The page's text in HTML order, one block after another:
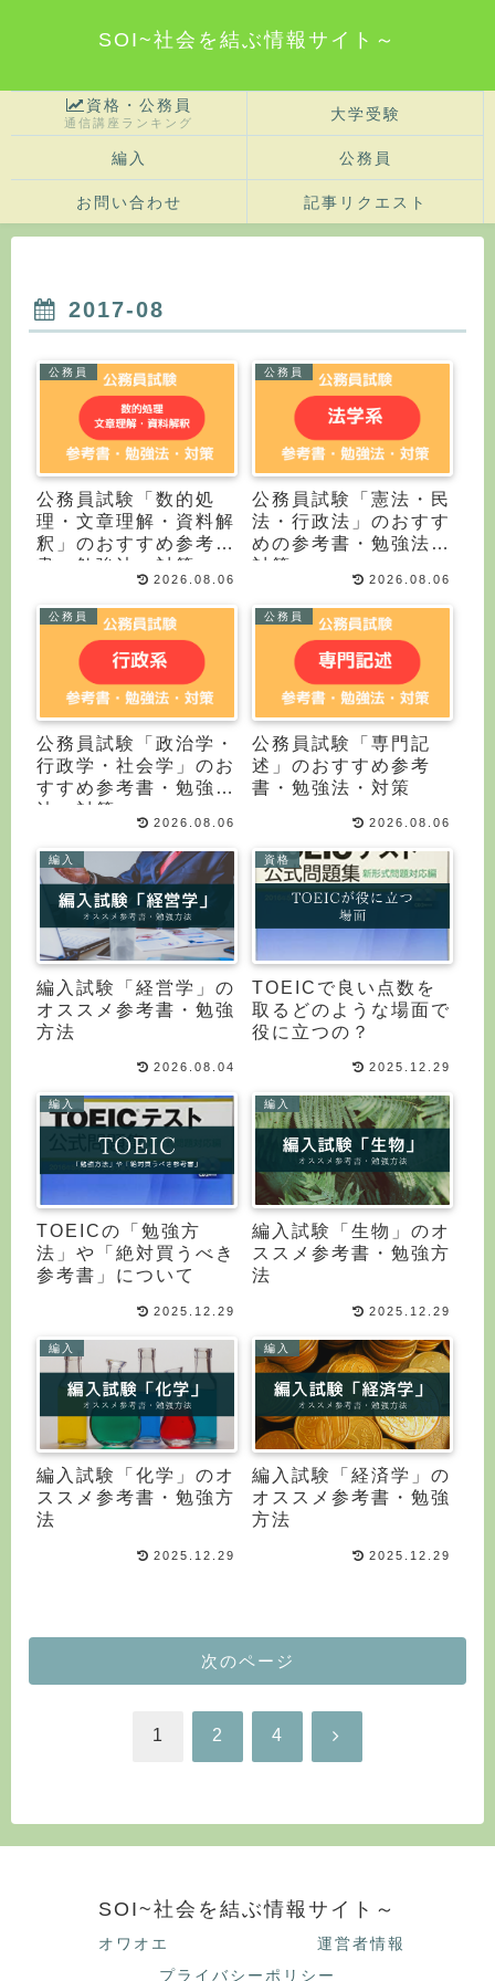
SOI~社会を結ぶ情報サイト～
資格・公務員
通信講座ランキング
大学受験
編入 公務員
お問い合わせ 記事リクエスト
2017-08
公務員
公務員試験「数的処
理・文章理解・資料解
釈」のおすすめ参考
書・勉強法・対策
2026.08.06
公務員
公務員試験「憲法・民
法・行政法」のおすす
めの参考書・勉強法・
対策
2026.08.06
公務員
公務員試験「政治学・
行政学・社会学」のお
すすめ参考書・勉強
法・対策
2026.08.06
公務員
公務員試験「専門記
述」のおすすめ参考
書・勉強法・対策
2026.08.06
編入
編入試験「経営学」の
オススメ参考書・勉強
方法
2026.08.04
資格
TOEICで良い点数を
取るどのような場面で
役に立つの？
2025.12.29
編入
TOEICの「勉強方
法」や「絶対買うべき
参考書」について
2025.12.29
編入
編入試験「生物」のオ
ススメ参考書・勉強方
法
2025.12.29
編入
編入試験「化学」のオ
ススメ参考書・勉強方
法
2025.12.29
編入
編入試験「経済学」の
オススメ参考書・勉強
方法
2025.12.29
次のページ
1 2 4 次
SOI~社会を結ぶ情報サイト～
オワオエ
運営者情報
プライバシーポリシー